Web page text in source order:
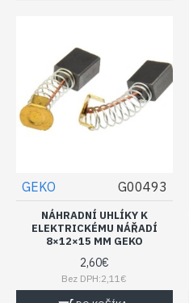
GEKO G00493
NÁHRADNÍ UHLÍKY K
ELEKTRICKÉMU NÁŘADÍ
8×12×15 MM GEKO
2,60€
Bez DPH:2,11€